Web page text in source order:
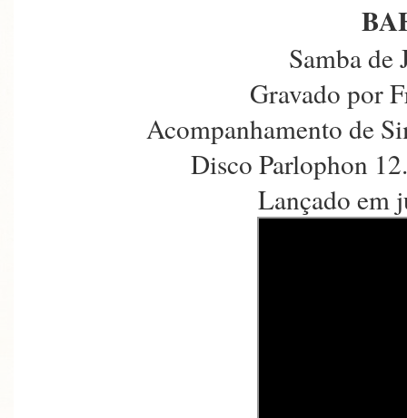
Samba de
Gravado por
Acompanhamento de
Disco Parlophon
Lançado em